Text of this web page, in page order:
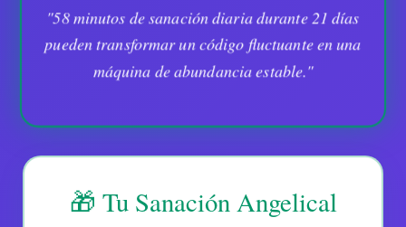
"58 minutos de sanación diaria durante 21 días
pueden transformar un código fluctuante en una
máquina de abundancia estable."
🎁 Tu Sanación Angelical